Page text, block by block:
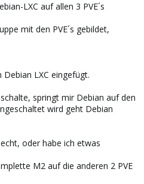
LXC auf allen 3 PVE´s
mit den PVE´s gebildet,
LXC eingefügt.
springt mir Debian auf den
wird geht Debian
oder habe ich etwas
M2 auf die anderen 2 PVE